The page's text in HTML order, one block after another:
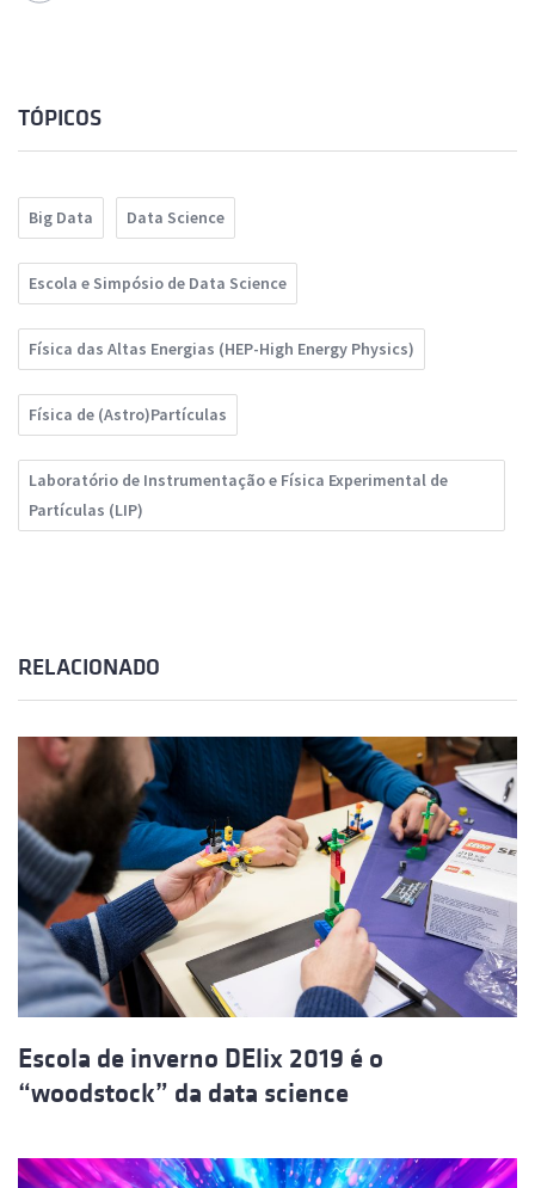
TÓPICOS
Big Data Data Science
Escola e Simpósio de Data Science
Física das Altas Energias (HEP-High Energy Physics)
Física de (Astro)Partículas
Laboratório de Instrumentação e Física Experimental de
Partículas (LIP)
RELACIONADO
Escola de inverno DElix 2019 é o
“woodstock” da data science